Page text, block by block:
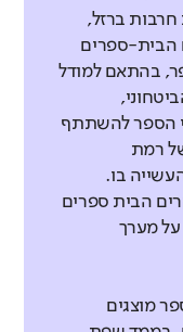
ברזל,
הבית-ספרים
בהתאם למודל
הספר להשתתף
רמת
בו.
הבית ספרים
על מערך
מוצגים